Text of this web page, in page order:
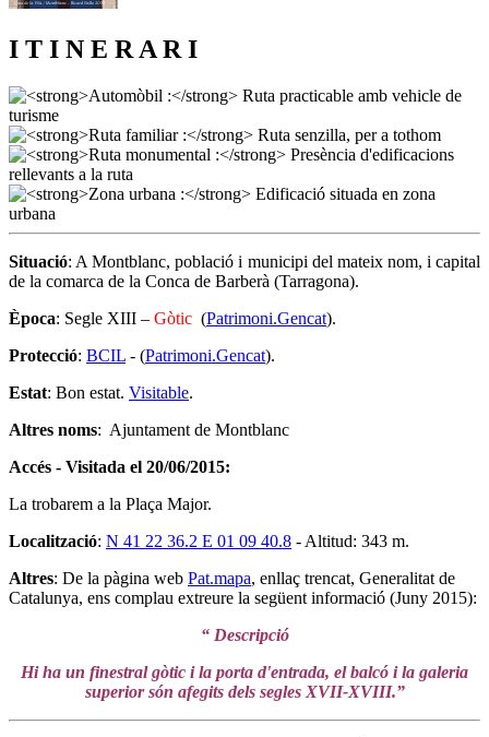
I T I N E R A R I
Situació: A Montblanc, població i municipi del mateix nom, i capital
de la comarca de la Conca de Barberà (Tarragona).
Època: Segle XIII – Gòtic (Patrimoni.Gencat).
Protecció: BCIL - (Patrimoni.Gencat).
Estat: Bon estat. Visitable.
Altres noms: Ajuntament de Montblanc
Accés - Visitada el 20/06/2015:
La trobarem a la Plaça Major.
Localització: N 41 22 36.2 E 01 09 40.8 - Altitud: 343 m.
Altres: De la pàgina web Pat.mapa, enllaç trencat, Generalitat de
Catalunya, ens complau extreure la següent informació (Juny 2015):
“ Descripció
Hi ha un finestral gòtic i la porta d'entrada, el balcó i la galeria
superior són afegits dels segles XVII-XVIII.”